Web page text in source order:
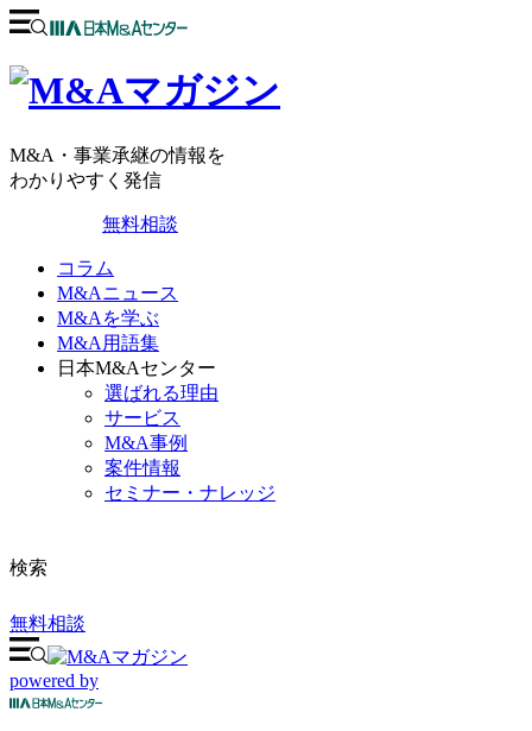
M&A・事業承継の情報を
わかりやすく発信
無料相談
コラム
M&Aニュース
M&Aを学ぶ
M&A用語集
日本M&Aセンター
選ばれる理由
サービス
M&A事例
案件情報
セミナー・ナレッジ
検索
無料相談
powered by